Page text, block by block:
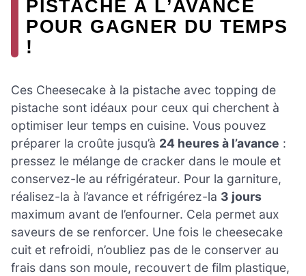
PISTACHE À L’AVANCE
POUR GAGNER DU TEMPS
!
Ces Cheesecake à la pistache avec topping de
pistache sont idéaux pour ceux qui cherchent à
optimiser leur temps en cuisine. Vous pouvez
préparer la croûte jusqu’à 24 heures à l’avance :
pressez le mélange de cracker dans le moule et
conservez-le au réfrigérateur. Pour la garniture,
réalisez-la à l’avance et réfrigérez-la 3 jours
maximum avant de l’enfourner. Cela permet aux
saveurs de se renforcer. Une fois le cheesecake
cuit et refroidi, n’oubliez pas de le conserver au
frais dans son moule, recouvert de film plastique,